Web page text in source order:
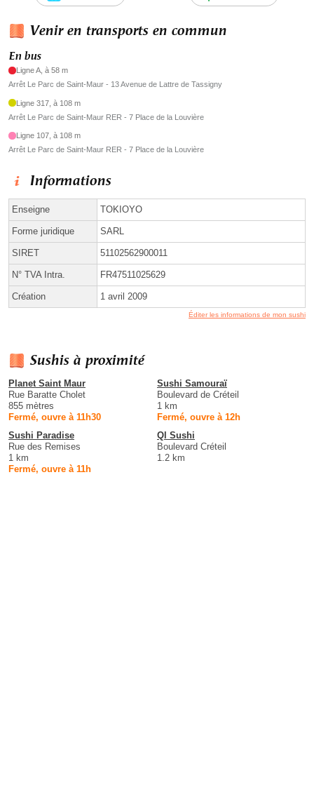
Venir en transports en commun
En bus
Ligne A, à 58 m
Arrêt Le Parc de Saint-Maur - 13 Avenue de Lattre de Tassigny
Ligne 317, à 108 m
Arrêt Le Parc de Saint-Maur RER - 7 Place de la Louvière
Ligne 107, à 108 m
Arrêt Le Parc de Saint-Maur RER - 7 Place de la Louvière
Informations
Enseigne TOKIOYO
Forme juridique SARL
SIRET 51102562900011
N° TVA Intra. FR47511025629
Création 1 avril 2009
Éditer les informations de mon sushi
Sushis à proximité
Planet Saint Maur
Rue Baratte Cholet
855 mètres
Fermé, ouvre à 11h30
Sushi Samouraï
Boulevard de Créteil
1 km
Fermé, ouvre à 12h
Sushi Paradise
Rue des Remises
1 km
Fermé, ouvre à 11h
Ql Sushi
Boulevard Créteil
1.2 km